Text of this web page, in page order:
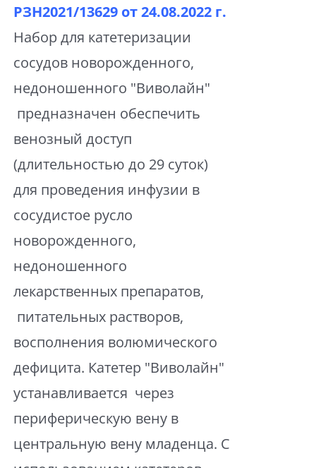
РЗН2021/13629 от24.08.2022 г.
Набор для катетеризации
сосудов новорожденного,
недоношенного "Виволайн"
предназначен обеспечить
венозный доступ
(длительностью до 29 суток)
для проведения инфузии в
сосудистое русло
новорожденного,
недоношенного
лекарственных препаратов,
питательных растворов,
восполнения волюмического
дефицита. Катетер "Виволайн"
устанавливается через
периферическую вену в
центральную вену младенца. С